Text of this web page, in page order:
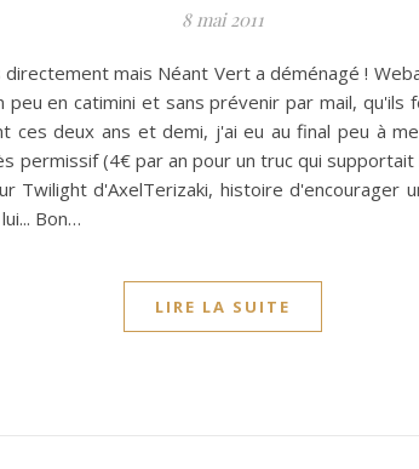
8 mai 2011
mais Néant Vert a déménagé !
peu en catimini et sans prévenir par mail,
ces deux ans et demi, j'ai eu au final peu à
permissif (4€ par an pour un truc qui supportait
Twilight d'AxelTerizaki, histoire d'encourager
Bon…
LIRE LA SUITE